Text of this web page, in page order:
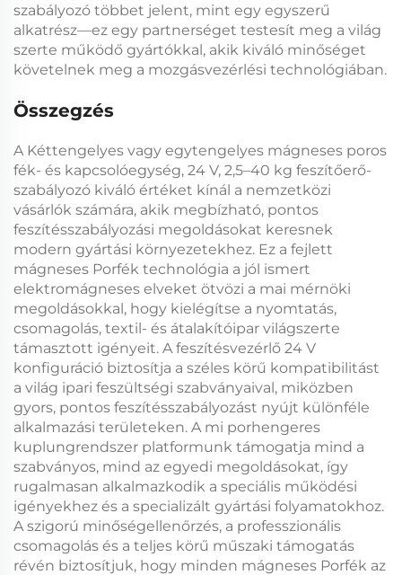
szabályozó többet jelent, mint egy egyszerű
alkatrész—ez egy partnerséget testesít meg a világ
szerte működő gyártókkal, akik kiváló minőséget
követelnek meg a mozgásvezérlési technológiában.
Összegzés
A Kéttengelyes vagy egytengelyes mágneses poros
fék- és kapcsolóegység, 24 V, 2,5–40 kg feszítőerő-
szabályozó kiváló értéket kínál a nemzetközi
vásárlók számára, akik megbízható, pontos
feszítésszabályozási megoldásokat keresnek
modern gyártási környezetekhez. Ez a fejlett
mágneses Porfék technológia a jól ismert
elektromágneses elveket ötvözi a mai mérnöki
megoldásokkal, hogy kielégítse a nyomtatás,
csomagolás, textil- és átalakítóipar világszerte
támasztott igényeit. A feszítésvezérlő 24 V
konfiguráció biztosítja a széles körű kompatibilitást
a világ ipari feszültségi szabványaival, miközben
gyors, pontos feszítésszabályozást nyújt különféle
alkalmazási területeken. A mi porhengeres
kuplungrendszer platformunk támogatja mind a
szabványos, mind az egyedi megoldásokat, így
rugalmasan alkalmazkodik a speciális működési
igényekhez és a specializált gyártási folyamatokhoz.
A szigorú minőségellenőrzés, a professzionális
csomagolás és a teljes körű műszaki támogatás
révén biztosítjuk, hogy minden mágneses Porfék az